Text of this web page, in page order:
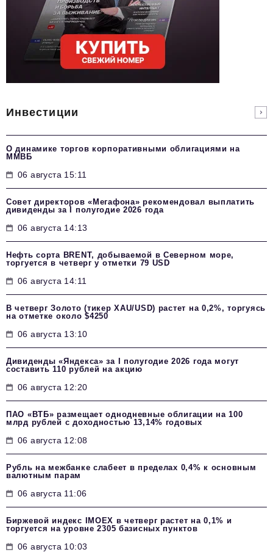
Инвестиции
О динамике торгов корпоративными облигациями на
ММВБ
06 августа 15:11
Совет директоров «Мегафона» рекомендовал выплатить
дивиденды за I полугодие 2026 года
06 августа 14:13
Нефть сорта BRENT, добываемой в Северном море,
торгуется в четверг у отметки 79 USD
06 августа 14:11
В четверг Золото (тикер XAU/USD) растет на 0,2%, торгуясь
на отметке около $4250
06 августа 13:10
Дивиденды «Яндекса» за I полугодие 2026 года могут
составить 110 рублей на акцию
06 августа 12:20
ПАО «ВТБ» размещает однодневные облигации на 100
млрд рублей с доходностью 13,14% годовых
06 августа 12:08
Рубль на межбанке слабеет в пределах 0,4% к основным
валютным парам
06 августа 11:06
Биржевой индекс IMOEX в четверг растет на 0,1% и
торгуется на уровне 2305 базисных пунктов
06 августа 10:03